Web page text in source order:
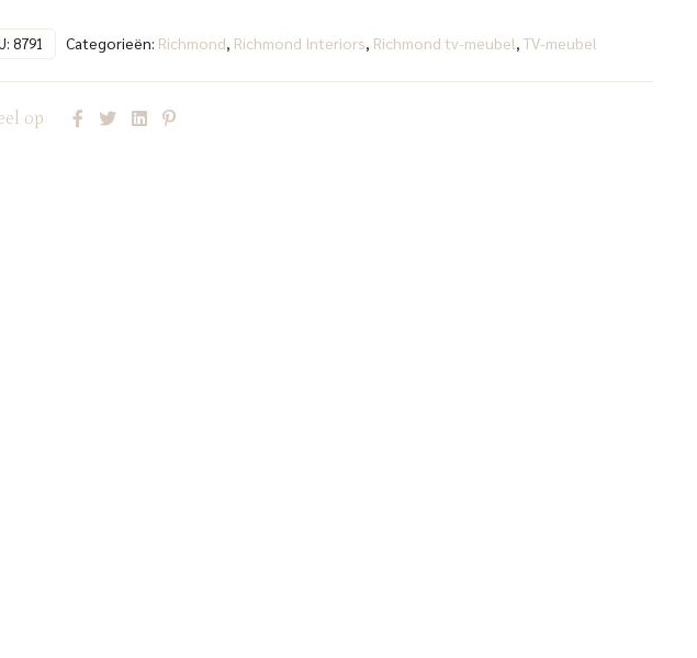
8791 Categorieën: Richmond, Richmond Interiors, Richmond tv-meubel, TV-meubel
op